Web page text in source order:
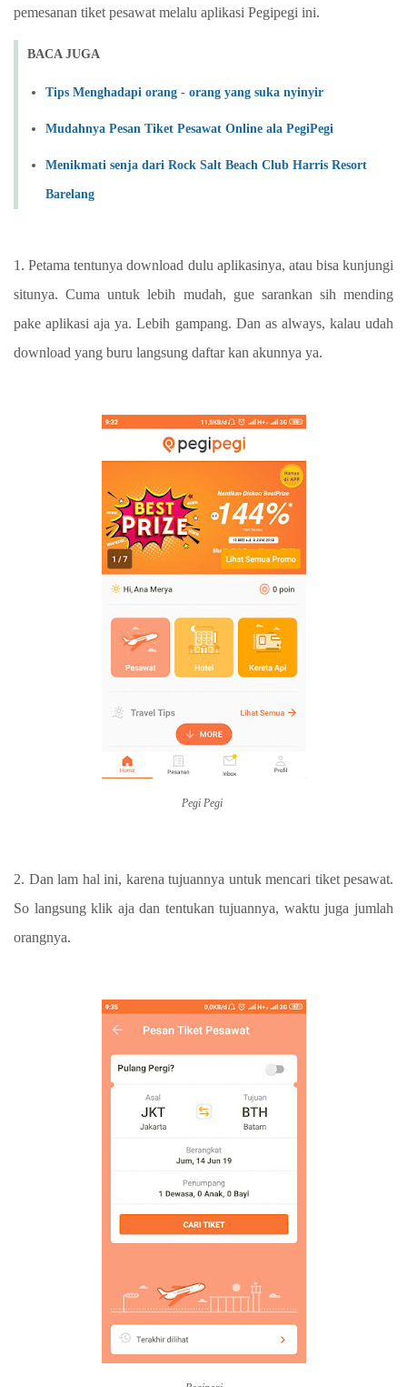
pemesanan tiket pesawat melalu aplikasi Pegipegi ini.
BACA JUGA
Tips Menghadapi orang - orang yang suka nyinyir
Mudahnya Pesan Tiket Pesawat Online ala PegiPegi
Menikmati senja dari Rock Salt Beach Club Harris Resort
Barelang
1. Petama tentunya download dulu aplikasinya, atau bisa kunjungi
situnya. Cuma untuk lebih mudah, gue sarankan sih mending
pake aplikasi aja ya. Lebih gampang. Dan as always, kalau udah
download yang buru langsung daftar kan akunnya ya.
Pegi Pegi
2. Dan lam hal ini, karena tujuannya untuk mencari tiket pesawat.
So langsung klik aja dan tentukan tujuannya, waktu juga jumlah
orangnya.